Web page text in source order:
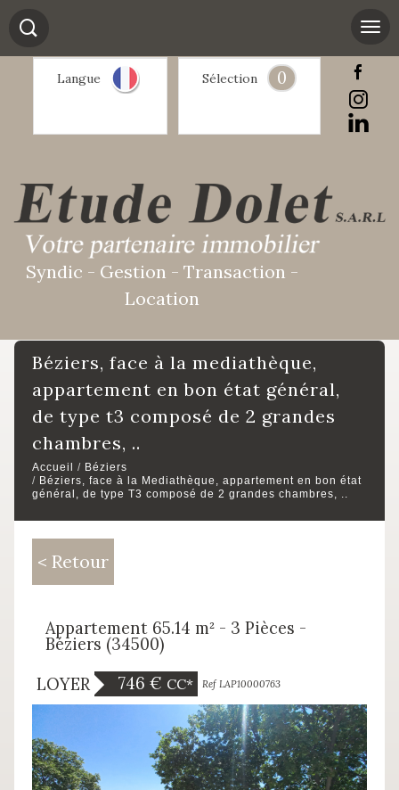
Langue Sélection 0
Syndic - Gestion - Transaction -
Location
béziers, face à la mediathèque,
appartement en bon état général,
de type t3 composé de 2 grandes
chambres, ..
Accueil
Béziers
Béziers, face à la Mediathèque, appartement en bon état
général, de type T3 composé de 2 grandes chambres, ..
< Retour
Appartement 65.14 m² - 3 Pièces -
Béziers (34500)
LOYER
746 € CC* Ref LAP10000763
Exclusivité